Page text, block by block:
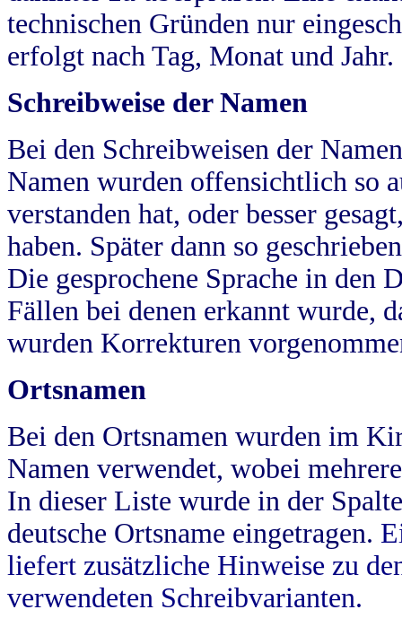
technischen Gründen nur
erfolgt nach Tag, Monat und Jahr.
Schreibweise der Namen
Bei den Schreibweisen der
Namen wurden offensichtlich so
verstanden hat, oder besser
haben. Später dann so
Die gesprochene Sprache in
Fällen bei denen erkannt wurde,
wurden Korrekturen
Ortsnamen
Bei den Ortsnamen wurden im
Namen verwendet, wobei
In dieser Liste wurde in der
deutsche Ortsname eingetragen.
liefert zusätzliche Hinweise zu
verwendeten Schreibvarianten.